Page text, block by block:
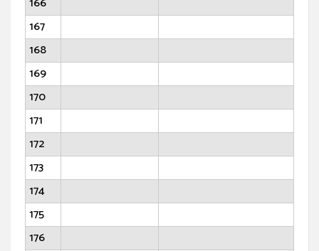
167
168
169
170
171
172
173
174
175
176